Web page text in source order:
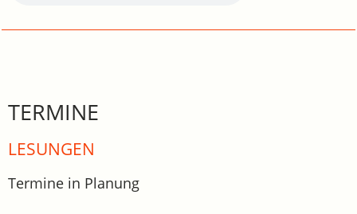
TERMINE
LESUNGEN
Termine in Planung